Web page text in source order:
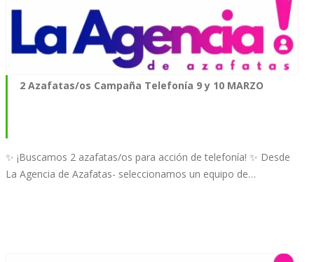
2 Azafatas/os Campaña Telefonía 9 y 10 MARZO
✨ ¡Buscamos 2 azafatas/os para acción de telefonía! ✨ Desde
La Agencia de Azafatas- seleccionamos un equipo de…